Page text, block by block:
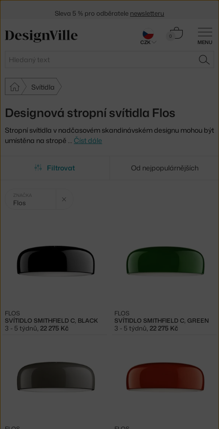
MENU
Hledat
0
Košík
Svítidla
Designová stropní svítidla Flos
Stropní svítidla v nadčasovém skandinávském designu mohou být
umístěna na stropě … Číst dále
Filtrovat Od nejpopulárnějších
Vybrané
filtry:
ZNAČKA
Flos
SVÍTIDLO SMITHFIELD C, BLACK
FLOS
3 - 5 týdnů 22 275 Kč
SVÍTIDLO SMITHFIELD C, GREEN
FLOS
3 - 5 týdnů 22 275 Kč
Sleva 5 % pro odběratele newsletteru
30 dní na vrácení zboží
CZK